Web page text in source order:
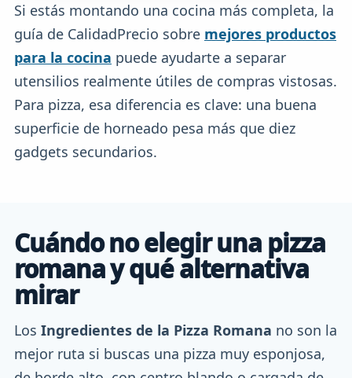
Si estás montando una cocina más completa, la
guía de CalidadPrecio sobre mejores productos
para la cocina puede ayudarte a separar
utensilios realmente útiles de compras vistosas.
Para pizza, esa diferencia es clave: una buena
superficie de horneado pesa más que diez
gadgets secundarios.
Cuándo no elegir una pizza
romana y qué alternativa
mirar
Los Ingredientes de la Pizza Romana no son la
mejor ruta si buscas una pizza muy esponjosa,